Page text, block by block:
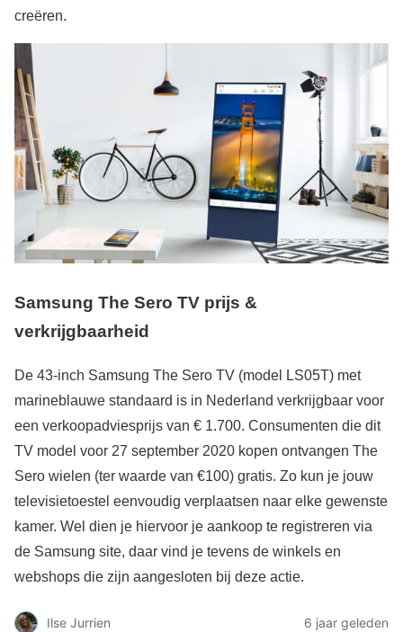
creëren.
Samsung The Sero TV prijs &
verkrijgbaarheid
De 43-inch Samsung The Sero TV (model LS05T) met
marineblauwe standaard is in Nederland verkrijgbaar voor
een verkoopadviesprijs van € 1.700. Consumenten die dit
TV model voor 27 september 2020 kopen ontvangen The
Sero wielen (ter waarde van €100) gratis. Zo kun je jouw
televisietoestel eenvoudig verplaatsen naar elke gewenste
kamer. Wel dien je hiervoor je aankoop te registreren via
de Samsung site, daar vind je tevens de winkels en
webshops die zijn aangesloten bij deze actie.
Ilse Jurrien
6 jaar geleden